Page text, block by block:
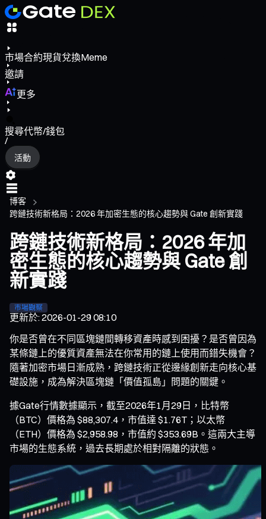
市場合約現貨兌換Meme
邀請
更多
搜尋代幣/錢包
/
活動
博客
跨鏈技術新格局：2026 年加密生態的核心趨勢與 Gate 創新實踐
跨鏈技術新格局：2026 年加
密生態的核心趨勢與 Gate 創
新實踐
市場觀察
更新於:2026-01-29 08:10
你是否曾在不同區塊鏈間轉移資產時感到困擾？是否曾因為
某條鏈上的優質資產無法在你常用的鏈上使用而錯失機會？
隨著加密市場日漸成熟，跨鏈技術正從邊緣創新走向核心基
礎設施，成為解決區塊鏈「價值孤島」問題的關鍵。
據Gate行情數據顯示，截至2026年1月29日，比特幣
（BTC）價格為 $88,307.4，市值達 $1.76T；以太幣
（ETH）價格為 $2,958.98，市值約 $353.69B。這兩大主導
市場的生態系統，過去長期處於相對隔離的狀態。